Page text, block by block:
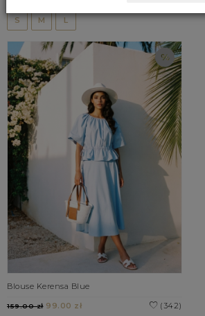
S M L
Blouse Kerensa Blue
(342)
159.00 zł99.00 zł